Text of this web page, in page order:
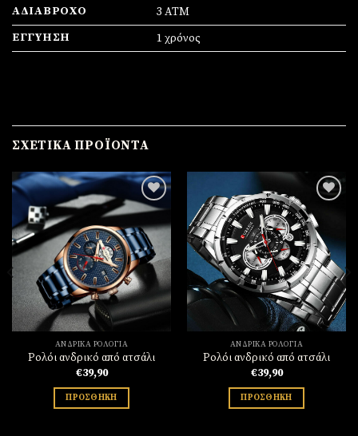
ΑΔΙΆΒΡΟΧΟ
3 ΑΤΜ
ΕΓΓΎΗΣΗ
1 χρόνος
ΣΧΕΤΙΚΆ ΠΡΟΪΌΝΤΑ
Πρόσθήκη
στην
λίστα
επιθυμιών
ΑΝΔΡΙΚΆ ΡΟΛΌΓΙΑ
Ρολόι ανδρικό από ατσάλι
€39,90
ΠΡΟΣΘΉΚΗ
Πρόσθήκη
στην
λίστα
επιθυμιών
ΑΝΔΡΙΚΆ ΡΟΛΌΓΙΑ
Ρολόι ανδρικό από ατσάλι
€39,90
ΠΡΟΣΘΉΚΗ